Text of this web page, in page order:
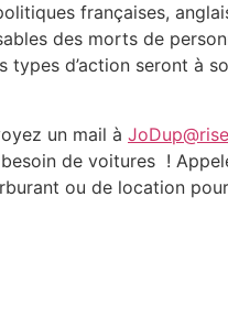
françaises,
des morts de
d’action seront à
un mail à
de voitures !
ou de location